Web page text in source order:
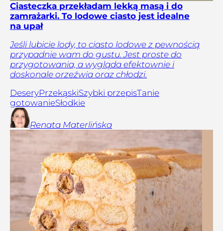
Ciasteczka przekładam lekką masą i do
zamrażarki. To lodowe ciasto jest idealne
na upał
Jeśli lubicie lody, to ciasto lodowe z pewnością
przypadnie wam do gustu. Jest proste do
przygotowania, a wygląda efektownie i
doskonale orzeźwia oraz chłodzi.
DeseryPrzekąskiSzybki przepisTanie
gotowanieSłodkie
Renata Materlińska